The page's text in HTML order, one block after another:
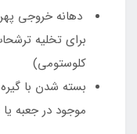
برای تخلیه
کلوستومی)
بسته شدن با
موجود در جعبه